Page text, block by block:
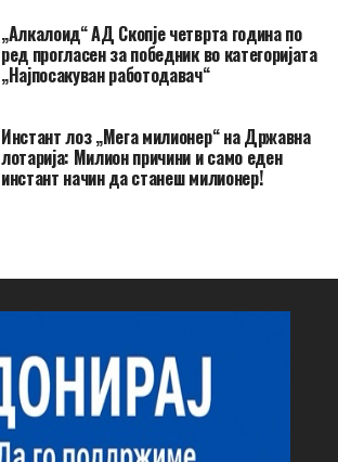
„Алкалоид“ АД Скопје четврта година по
ред прогласен за победник во категоријата
„Најпосакуван работодавач“
Инстант лоз „Мега милионер“ на Државна
лотарија: Милион причини и само еден
инстант начин да станеш милионер!